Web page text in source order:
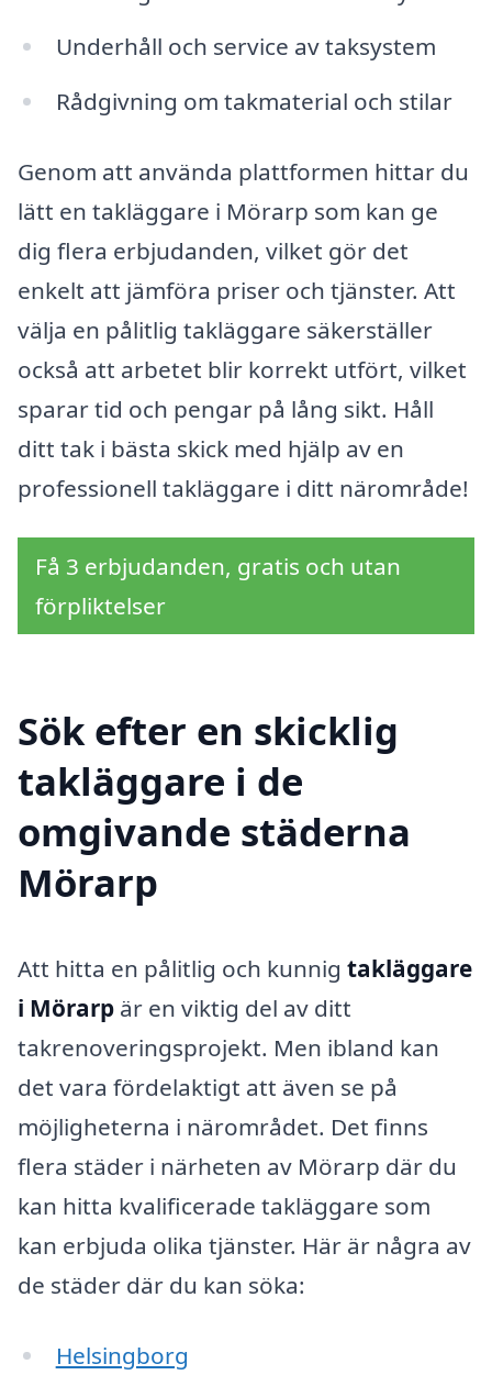
Underhåll och service av taksystem
Rådgivning om takmaterial och stilar
Genom att använda plattformen hittar du
lätt en takläggare i Mörarp som kan ge
dig flera erbjudanden, vilket gör det
enkelt att jämföra priser och tjänster. Att
välja en pålitlig takläggare säkerställer
också att arbetet blir korrekt utfört, vilket
sparar tid och pengar på lång sikt. Håll
ditt tak i bästa skick med hjälp av en
professionell takläggare i ditt närområde!
Få 3 erbjudanden, gratis och utan
förpliktelser
Sök efter en skicklig
takläggare i de
omgivande städerna
Mörarp
Att hitta en pålitlig och kunnig takläggare
i Mörarp är en viktig del av ditt
takrenoveringsprojekt. Men ibland kan
det vara fördelaktigt att även se på
möjligheterna i närområdet. Det finns
flera städer i närheten av Mörarp där du
kan hitta kvalificerade takläggare som
kan erbjuda olika tjänster. Här är några av
de städer där du kan söka:
Helsingborg